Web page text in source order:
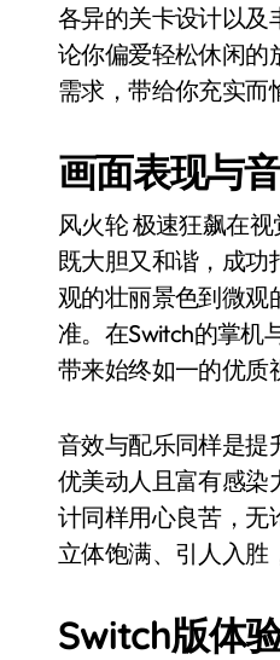
各异的关卡设计以及
论你偏爱轻松休闲的
需求，带给你充实而
画面表现与
风火轮 极速狂飙在
既大胆又和谐，成功
观的壮丽景色到微观
准。在Switch的掌机
带来始终如一的优质
音效与配乐同样是提
优美动人且富有感染
计同样用心良苦，无
立体饱满、引人入胜
Switch版体